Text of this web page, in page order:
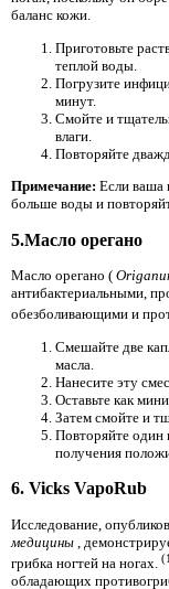
баланс кожи.
Приготовьте
теплой воды.
Погрузите
минут.
Смойте и
влаги.
Повторяйте
Примечание: Если ваша
больше воды и
5.Масло орегано
Масло орегано (
антибактериальными,
обезболивающими и
Смешайте две
масла.
Нанесите эту
Оставьте как
Затем смойте и
Повторяйте один
получения
6. Vicks VapoRub
Исследование,
медицины ,
грибка ногтей на ногах.
обладающих